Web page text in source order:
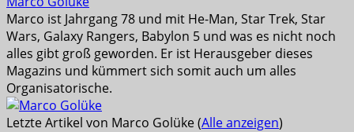
Marco ist Jahrgang 78 und mit He-Man, Star Trek, Star
Wars, Galaxy Rangers, Babylon 5 und was es nicht noch
alles gibt groß geworden. Er ist Herausgeber dieses
Magazins und kümmert sich somit auch um alles
Organisatorische.
Letzte Artikel von Marco Golüke(Alle anzeigen)